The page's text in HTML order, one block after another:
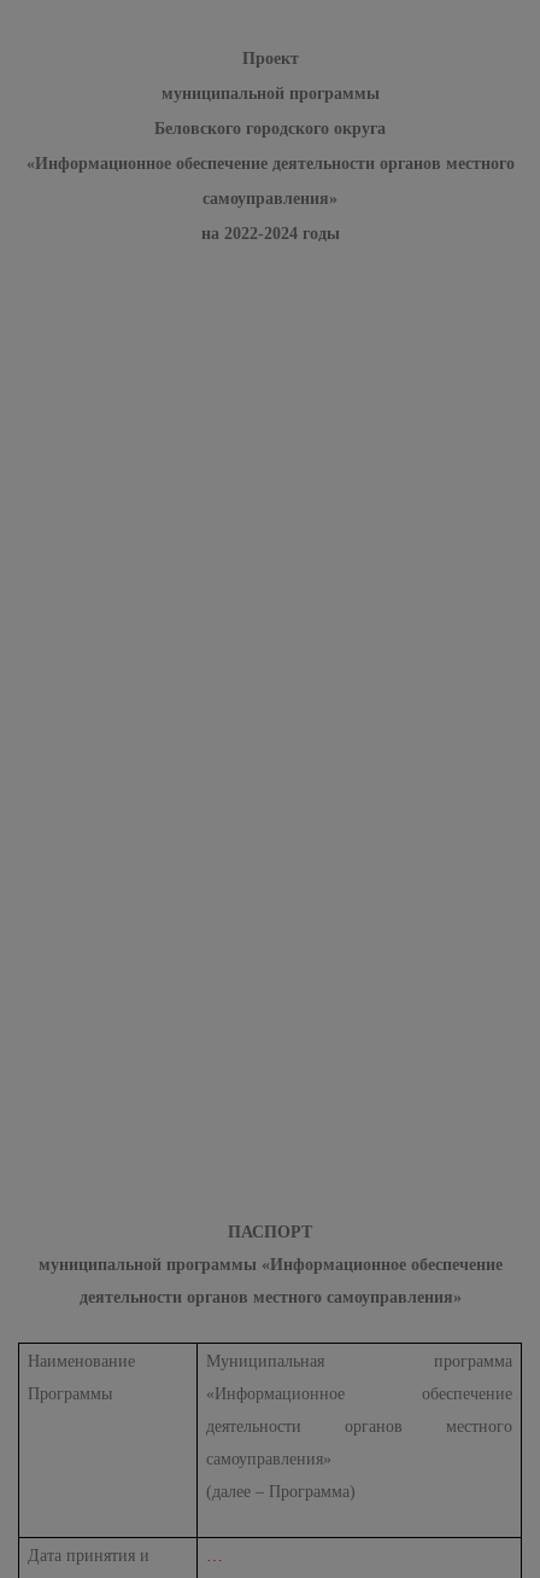
Проект
муниципальной программы
Беловского городского округа
«Информационное обеспечение деятельности органов местного
самоуправления»
на 2022-2024 годы
ПАСПОРТ
муниципальной программы «Информационное обеспечение
деятельности органов местного самоуправления»
Наименование
Программы
Муниципальная программа
«Информационное обеспечение
деятельности органов местного
самоуправления»
(далее – Программа)
Дата принятия и
…